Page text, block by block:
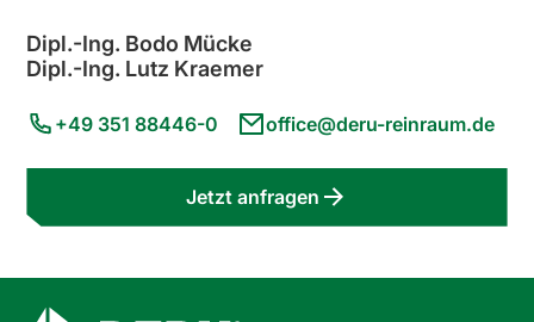
Dipl.-Ing. Bodo Mücke
Dipl.-Ing. Lutz Kraemer
+49 351 88446-0 office@deru-reinraum.de
Jetzt anfragen